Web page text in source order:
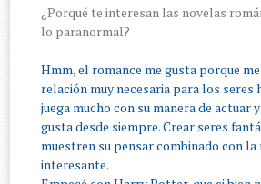
¿Porqué te interesan las novelas
lo paranormal?
Hmm, el romance me gusta porque
relación muy necesaria para los seres
juega mucho con su manera de actuar
gusta desde siempre.Crear seres
muestren su pensar combinado con la
interesante.